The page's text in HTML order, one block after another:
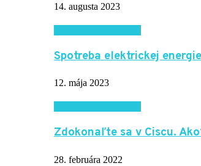
14. augusta 2023
Spotreba elektrickej
12. mája 2023
Zdokonaľte sa v Ciscu.
28. februára 2022